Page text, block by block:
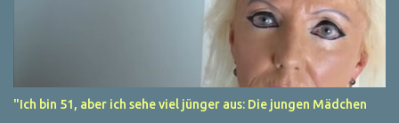
"Ich bin 51, aber ich sehe viel jünger aus: Die jungen Mädchen